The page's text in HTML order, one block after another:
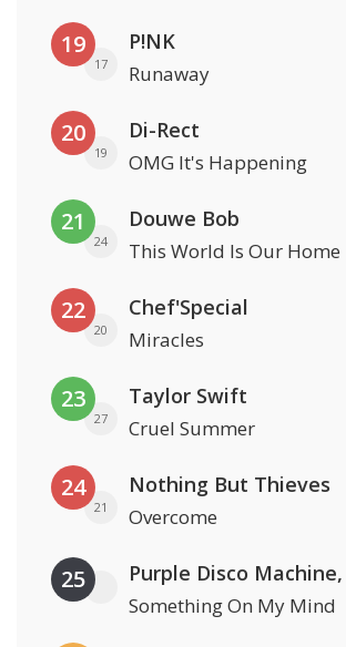
19
17
P!NK
Runaway
20
19
Di-Rect
OMG It's Happening
21
24
Douwe Bob
This World Is Our Home
22
20
Chef'Special
Miracles
23
27
Taylor Swift
Cruel Summer
24
21
Nothing But Thieves
Overcome
25
Something On My Mind